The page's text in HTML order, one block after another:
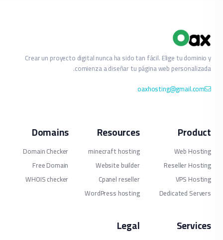
Crear un proyecto digital nunca ha sido tan fácil. Elige tu dominio y
comienza a diseñar tu página web personalizada.
oaxhosting@gmail.com
Product
Web Hosting
Reseller Hosting
VPS Hosting
Dedicated Servers
Resources
minecraft hosting
Website builder
Cpanel reseller
WordPress hosting
Domains
Domain Checker
Free Domain
WHOIS checker
Services
Legal